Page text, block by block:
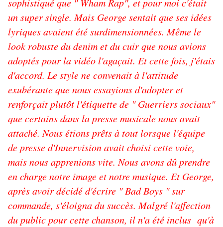
un super single. Mais George sentait que ses idées
lyriques avaient été surdimensionnées. Même le
look robuste du denim et du cuir que nous avions
adoptés pour la vidéo l'agaçait. Et cette fois, j'étais
d'accord. Le style ne convenait à l'attitude
exubérante que nous essayions d'adopter et
renforçait plutôt l'étiquette de " Guerriers sociaux"
que certains dans la presse musicale nous avait
attaché. Nous étions prêts à tout lorsque l'équipe
de presse d'Innervision avait choisi cette voie,
mais nous apprenions vite. Nous avons dû prendre
en charge notre image et notre musique. Et George,
après avoir décidé d'écrire " Bad Boys " sur
commande, s'éloigna du succès. Malgré l'affection
du public pour cette chanson, il n'a été inclus qu'à